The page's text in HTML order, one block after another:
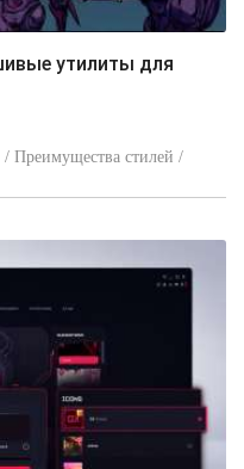
/ Преимущества стилей /